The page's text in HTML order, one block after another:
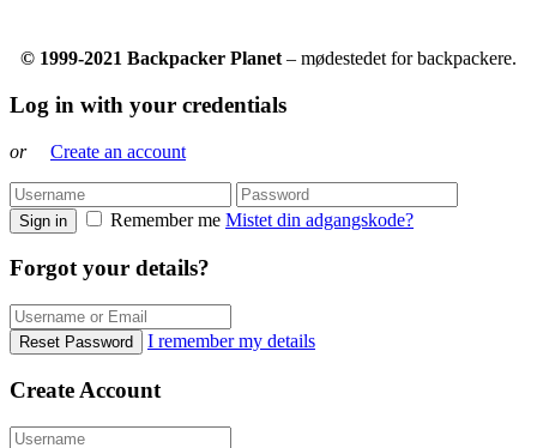
© 1999-2021 Backpacker Planet – mødestedet for backpackere.
Log in with your credentials
or Create an account
Sign in Remember me Mistet din adgangskode?
Forgot your details?
Reset Password I remember my details
Create Account